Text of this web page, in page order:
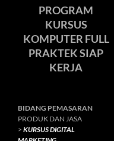
PROGRAM
KURSUS
KOMPUTER FULL
PRAKTEK SIAP
KERJA
BIDANG PEMASARAN
PRODUK DAN JASA
> KURSUS DIGITAL